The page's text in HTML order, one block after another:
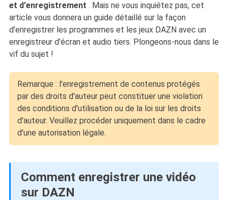
et d'enregistrement . Mais ne vous inquiétez pas, cet
article vous donnera un guide détaillé sur la façon
d'enregistrer les programmes et les jeux DAZN avec un
enregistreur d'écran et audio tiers. Plongeons-nous dans le
vif du sujet !
Remarque : l'enregistrement de contenus protégés
par des droits d'auteur peut constituer une violation
des conditions d'utilisation ou de la loi sur les droits
d'auteur. Veuillez procéder uniquement dans le cadre
d'une autorisation légale.
Comment enregistrer une vidéo
sur DAZN